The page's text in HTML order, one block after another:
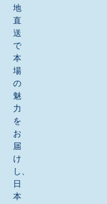
地
直
送
で
本
場
の
魅
力
を
お
届
け
し、
日
本